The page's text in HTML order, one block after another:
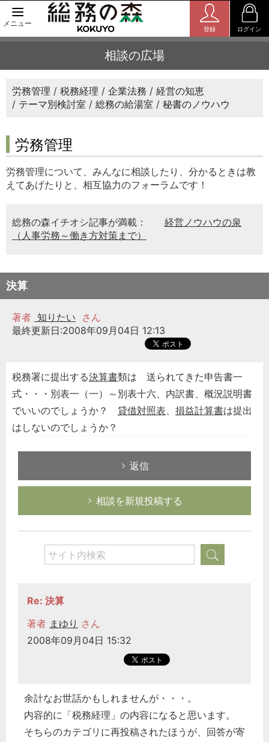
メニュー
登録 ログイン
相談の広場
労務管理 税務経理 企業法務
経営の知恵
テーマ別検討室
総務の給湯室 秘書のノウハウ
労務管理
労務管理について、みんなに相談したり、分かるときは教
えてあげたりと、相互協力のフォーラムです！
総務の森イチオシ記事が満載：
経営ノウハウの泉
（人事労務～働き方対策まで）
決算
著者 知りたい
さん
最終更新日:2008年09月04日 12:13
税務署に提出する決算書類は 送られてきた申告書一
式・・・別表一（一）～別表十六、内訳書、概況説明書
でいいのでしょうか？ 貸借対照表、 損益計算書は提出
はしないのでしょうか？
返信
相談を新規投稿する
Re: 決算
著者 まゆり さん
2008年09月04日 15:32
余計なお世話かもしれませんが・・・。
内容的に「税務経理」の内容になると思います。
そちらのカテゴリに再投稿されたほうが、回答が寄